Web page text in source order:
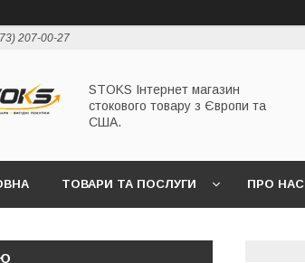
207-00-27
STOKS Інтернет магазин
стокового товару з Європи та
США.
ТОВАРИ ТА ПОСЛУГИ ПРО НАС